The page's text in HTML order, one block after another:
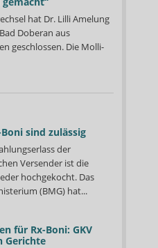
hat Dr. Lilli Amelung
Doberan aus
geschlossen. Die Molli-
Boni sind zulässig
der
Versender ist die
hochgekocht. Das
(BMG) hat...
für Rx-Boni: GKV
Gerichte